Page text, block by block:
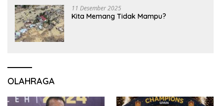
11 Desember 2025
Kita Memang Tidak Mampu?
OLAHRAGA